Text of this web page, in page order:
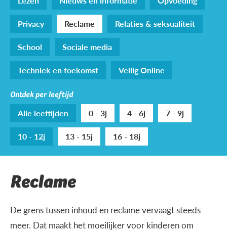
Privacy
Reclame
Relaties & seksualiteit
School
Sociale media
Techniek en toekomst
Veilig Online
Ontdek per leeftijd
Alle leeftijden 0 - 3j 4 - 6j
7 - 9j
10 - 12j
13 - 15j 16 - 18j
Reclame
De grens tussen inhoud en reclame vervaagt steeds
meer. Dat maakt het moeilijker voor kinderen om